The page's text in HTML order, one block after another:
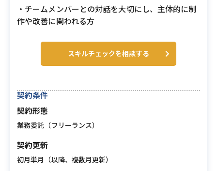
・チームメンバーとの対話を大切にし、主体的に制
作や改善に関われる方
スキルチェックを相談する
契約条件
契約形態
業務委託（フリーランス）
契約更新
初月単月（以降、複数月更新）